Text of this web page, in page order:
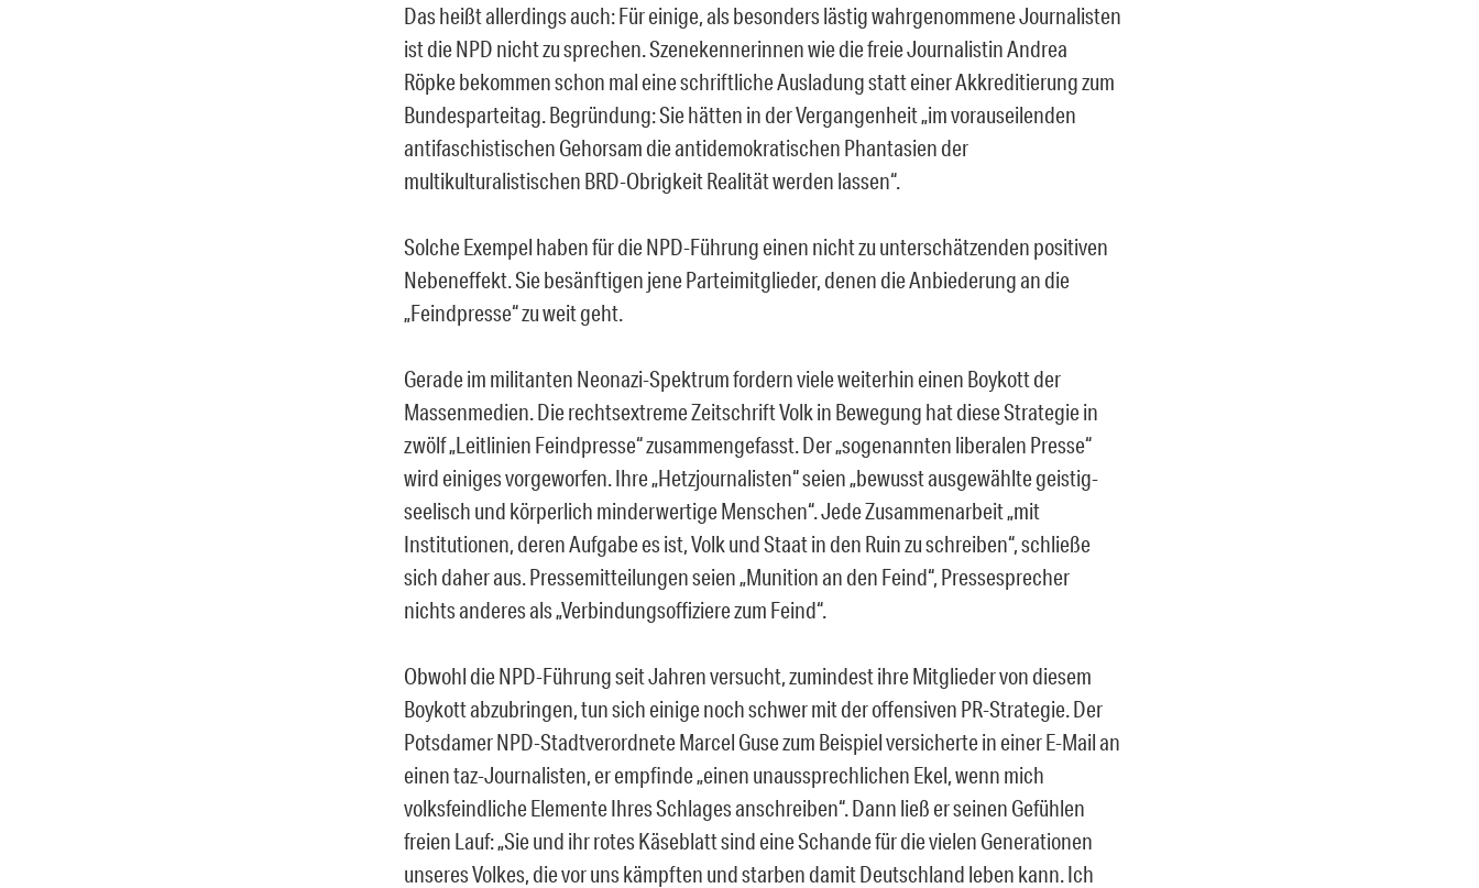
Das heißt allerdings auch: Für einige, als besonders lästig wahrgenommene Journalisten
ist die NPD nicht zu sprechen. Szenekennerinnen wie die freie Journalistin Andrea
Röpke bekommen schon mal eine schriftliche Ausladung statt einer Akkreditierung zum
Bundesparteitag. Begründung: Sie hätten in der Vergangenheit „im vorauseilenden
antifaschistischen Gehorsam die antidemokratischen Phantasien der
multikulturalistischen BRD-Obrigkeit Realität werden lassen“.
Solche Exempel haben für die NPD-Führung einen nicht zu unterschätzenden positiven
Nebeneffekt. Sie besänftigen jene Parteimitglieder, denen die Anbiederung an die
„Feindpresse“ zu weit geht.
Gerade im militanten Neonazi-Spektrum fordern viele weiterhin einen Boykott der
Massenmedien. Die rechtsextreme Zeitschrift Volk in Bewegung hat diese Strategie in
zwölf „Leitlinien Feindpresse“ zusammengefasst. Der „sogenannten liberalen Presse“
wird einiges vorgeworfen. Ihre „Hetzjournalisten“ seien „bewusst ausgewählte geistig-
seelisch und körperlich minderwertige Menschen“. Jede Zusammenarbeit „mit
Institutionen, deren Aufgabe es ist, Volk und Staat in den Ruin zu schreiben“, schließe
sich daher aus. Pressemitteilungen seien „Munition an den Feind“, Pressesprecher
nichts anderes als „Verbindungsoffiziere zum Feind“.
Obwohl die NPD-Führung seit Jahren versucht, zumindest ihre Mitglieder von diesem
Boykott abzubringen, tun sich einige noch schwer mit der offensiven PR-Strategie. Der
Potsdamer NPD-Stadtverordnete Marcel Guse zum Beispiel versicherte in einer E-Mail an
einen taz-Journalisten, er empfinde „einen unaussprechlichen Ekel, wenn mich
volksfeindliche Elemente Ihres Schlages anschreiben“. Dann ließ er seinen Gefühlen
freien Lauf: „Sie und ihr rotes Käseblatt sind eine Schande für die vielen Generationen
unseres Volkes, die vor uns kämpften und starben damit Deutschland leben kann. Ich